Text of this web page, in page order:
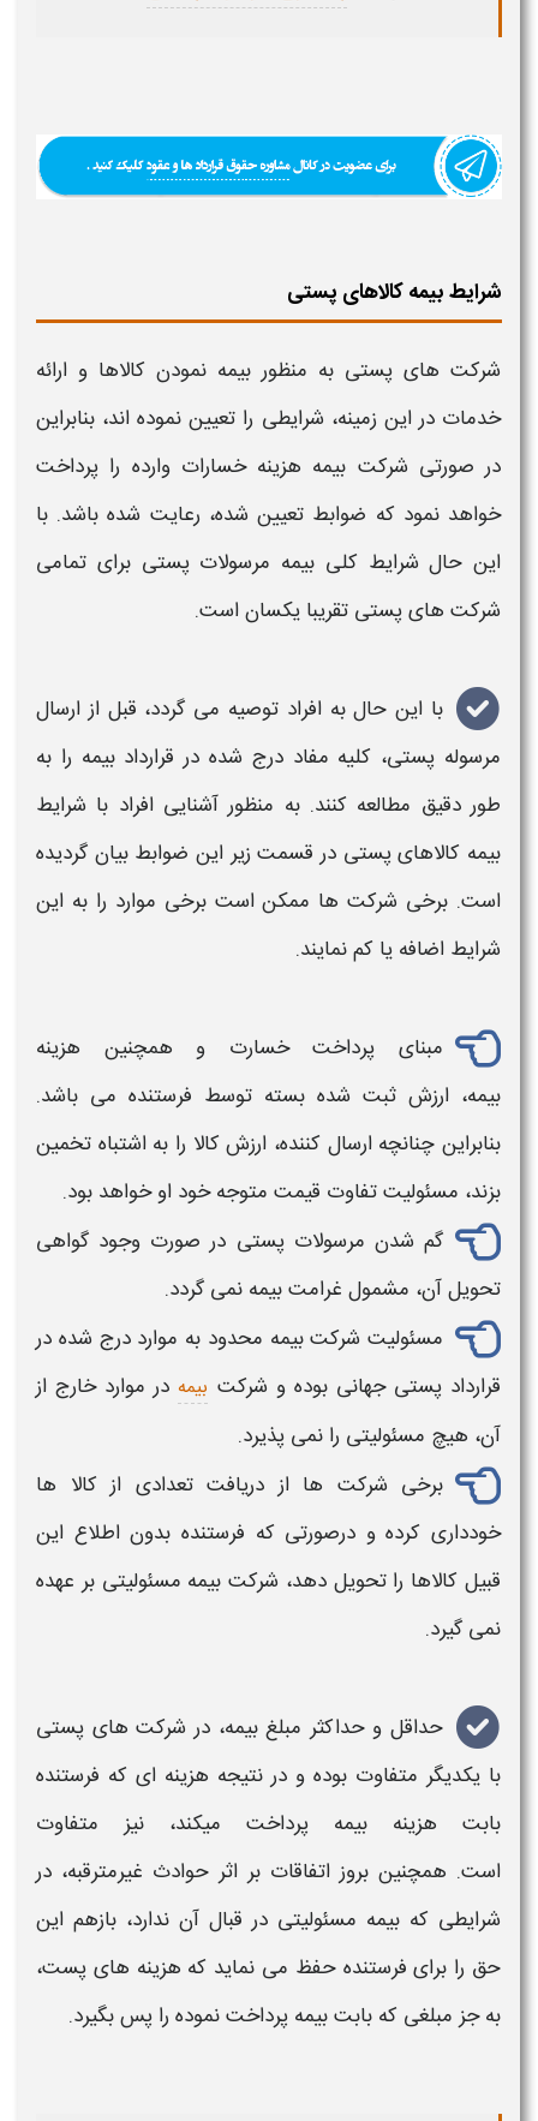
شرایط بیمه کالاهای پستی
شرکت های پستی به منظور بیمه نمودن کالاها و ارائه
خدمات در این زمینه، شرایطی را تعیین نموده اند، بنابراین
در صورتی شرکت بیمه هزینه خسارات وارده را پرداخت
خواهد نمود که ضوابط تعیین شده، رعایت شده باشد. با
این حال شرایط کلی بیمه مرسولاتپستیبرای تمامی
شرکت‌ هایپستی تقریبا یکسان است.
با این حال به افراد توصیه می گردد، قبل از ارسال
مرسوله پستی، کلیه مفاد درج شده در قراردادبیمه را به
طور دقیق مطالعه کنند. به منظور آشنایی افراد با شرایط
بیمه کالاهای پستی در قسمت زیر این ضوابط بیان گردیده
است. برخی شرکت ها ممکن است برخی موارد را به این
شرایط اضافه یا کم نمایند.
مبنای پرداخت خسارت و همچنین هزینه
بیمه، ارزش ثبت شده بسته توسط فرستنده می باشد.
بنابراین چنانچه ارسال کننده، ارزش کالا را به اشتباه تخمین
بزند، مسئولیت تفاوت قیمت متوجه خود او خواهد بود.
گم شدن مرسولاتپستی در صورت وجود گواهی
تحویل آن، مشمول غرامتبیمه نمی گردد.
مسئولیت شرکتبیمه محدود به موارد درج شده در
قراردادپستیجهانی بوده و شرکت بیمه در موارد خارج از
آن، هیچ مسئولیتی را نمی پذیرد.
برخی شرکت ها از دریافت تعدادی از کالا ها
خودداری کرده و درصورتی که فرستنده بدون اطلاع این
قبیل کالاها را تحویل دهد، شرکت بیمه مسئولیتی بر عهده
نمی گیرد.
حداقل و حداکثر مبلغبیمه، در شرکت های پستی
با یکدیگر متفاوت بوده و در نتیجه هزینه ای که فرستنده
بابت هزینه بیمه پرداخت میکند، نیز متفاوت
است. همچنین بروز اتفاقات بر اثر حوادث غیرمترقبه، در
شرایطی که بیمه مسئولیتی در قبال آن ندارد، بازهم این
حق را برای فرستنده حفظ می نماید که هزینه‌ های پست،
به‌ جز مبلغی که بابتبیمه پرداخت نموده را پس بگیرد.